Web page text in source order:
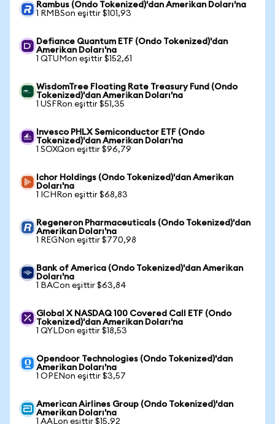
Rambus (Ondo Tokenized)'dan Amerikan Doları'na
1 RMBSon eşittir $101,93
Defiance Quantum ETF (Ondo Tokenized)'dan
Amerikan Doları'na
1 QTUMon eşittir $152,61
WisdomTree Floating Rate Treasury Fund (Ondo
Tokenized)'dan Amerikan Doları'na
1 USFRon eşittir $51,35
Invesco PHLX Semiconductor ETF (Ondo
Tokenized)'dan Amerikan Doları'na
1 SOXQon eşittir $96,79
Ichor Holdings (Ondo Tokenized)'dan Amerikan
Doları'na
1 ICHRon eşittir $68,83
Regeneron Pharmaceuticals (Ondo Tokenized)'dan
Amerikan Doları'na
1 REGNon eşittir $770,98
Bank of America (Ondo Tokenized)'dan Amerikan
Doları'na
1 BACon eşittir $63,84
Global X NASDAQ 100 Covered Call ETF (Ondo
Tokenized)'dan Amerikan Doları'na
1 QYLDon eşittir $18,53
Opendoor Technologies (Ondo Tokenized)'dan
Amerikan Doları'na
1 OPENon eşittir $3,57
American Airlines Group (Ondo Tokenized)'dan
Amerikan Doları'na
1 AALon eşittir $15,92